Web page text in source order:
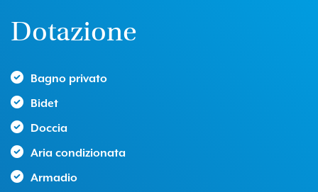
Dotazione
Bagno privato
Bidet
Doccia
Aria condizionata
Armadio